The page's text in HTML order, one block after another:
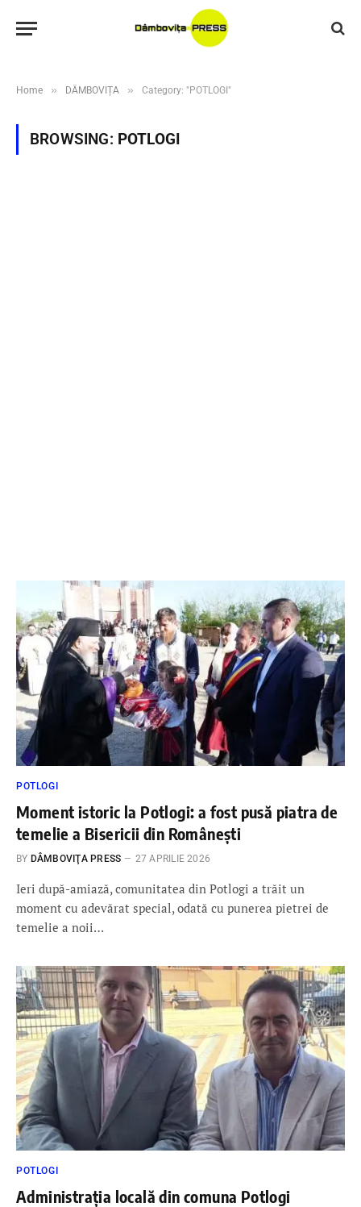
Home » DÂMBOVIȚA » Category: "POTLOGI"
BROWSING: POTLOGI
POTLOGI
Moment istoric la Potlogi: a fost pusă piatra de
temelie a Bisericii din Românești
BY DÂMBOVIŢA PRESS 27 APRILIE 2026
Ieri după-amiază, comunitatea din Potlogi a trăit un
moment cu adevărat special, odată cu punerea pietrei de
temelie a noii…
POTLOGI
Administrația locală din comuna Potlogi